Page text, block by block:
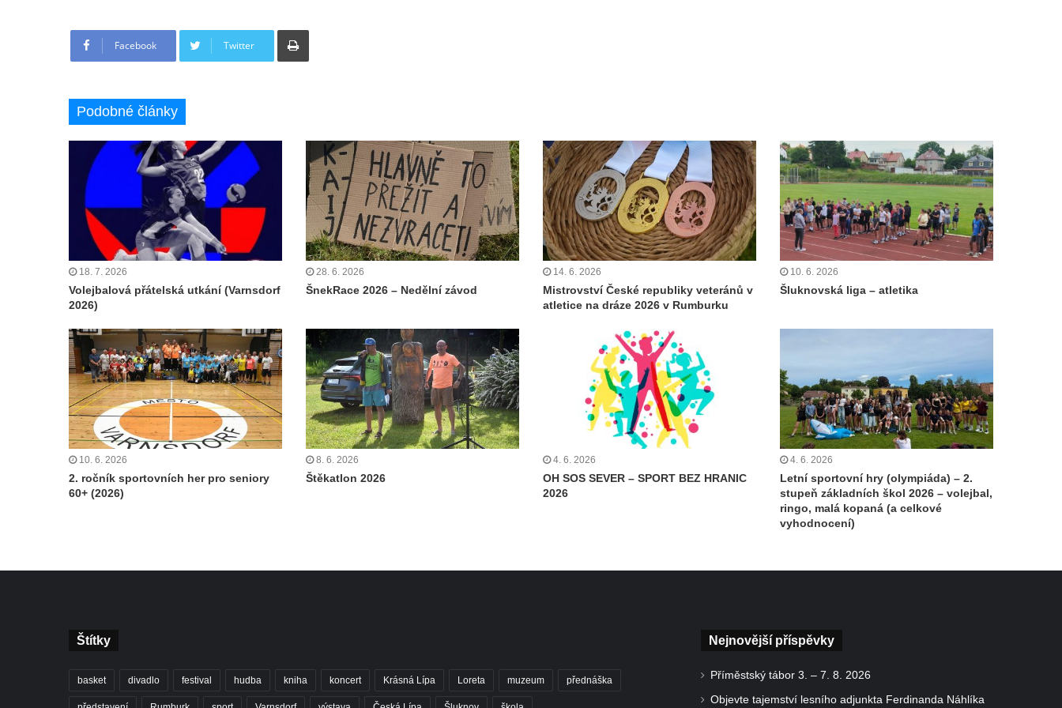
Facebook Twitter
Tisknout
Podobné články
18. 7. 2026
Volejbalová přátelská utkání (Varnsdorf
2026)
28. 6. 2026
ŠnekRace 2026 – Nedělní závod
14. 6. 2026
Mistrovství České republiky veteránů v
atletice na dráze 2026 v Rumburku
10. 6. 2026
Šluknovská liga – atletika
10. 6. 2026
2. ročník sportovních her pro seniory
60+ (2026)
8. 6. 2026
Štěkatlon 2026
4. 6. 2026
OH SOS SEVER – SPORT BEZ HRANIC
2026
4. 6. 2026
Letní sportovní hry (olympiáda) – 2.
stupeň základních škol 2026 – volejbal,
ringo, malá kopaná (a celkové
vyhodnocení)
Štítky
basket divadlo festival hudba kniha koncert Krásná Lípa Loreta muzeum přednáška
Nejnovější příspěvky
Příměstský tábor 3. – 7. 8. 2026
Objevte tajemství lesního adjunkta Ferdinanda Náhlíka